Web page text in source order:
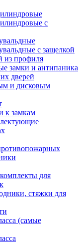
с
с защелкой
из профиля
замки и антипаника
дверей
и дисковым
к замкам
для
стяжки для
(самые